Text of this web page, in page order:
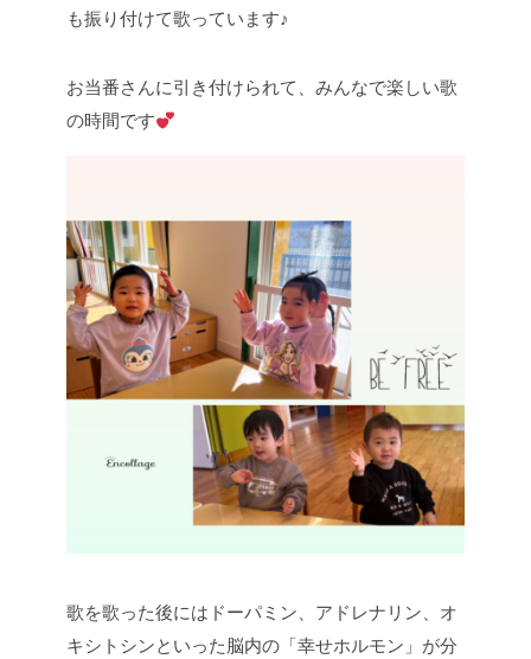
も振り付けて歌っています♪
お当番さんに引き付けられて、みんなで楽しい歌
の時間です
歌を歌った後にはドーパミン、アドレナリン、オ
キシトシンといった脳内の「幸せホルモン」が分